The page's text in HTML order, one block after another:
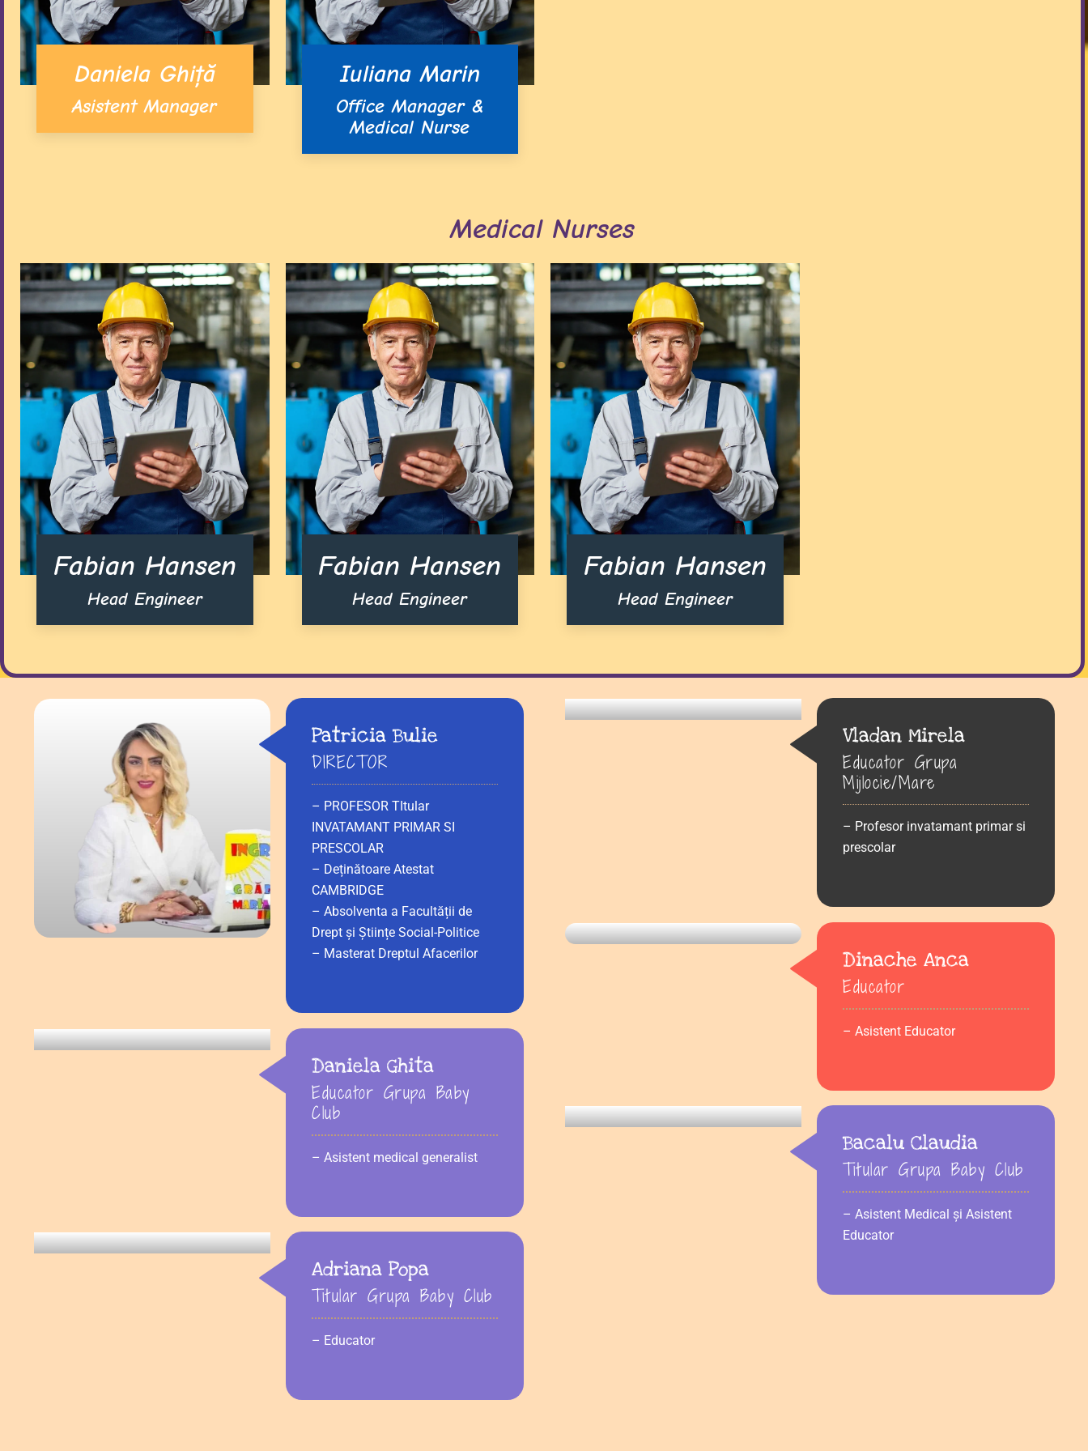
Daniela Ghiță
Asistent Manager
Iuliana Marin
Office Manager &
Medical Nurse
Medical Nurses
Fabian Hansen
Head Engineer
Fabian Hansen
Head Engineer
Fabian Hansen
Head Engineer
Patricia Bulie
DIRECTOR
– PROFESOR TItular
INVATAMANT PRIMAR SI
PRESCOLAR
– Deținătoare Atestat
CAMBRIDGE
– Absolventa a Facultății de
Drept și Științe Social-Politice
– Masterat Dreptul Afacerilor
Daniela Ghita
Educator Grupa Baby
Club
– Asistent medical generalist
Adriana Popa
Titular Grupa Baby Club
– Educator
Vladan Mirela
Educator Grupa
Mijlocie/Mare
– Profesor invatamant primar si
prescolar
Dinache Anca
Educator
– Asistent Educator
Bacalu Claudia
Titular Grupa Baby Club
– Asistent Medical și Asistent
Educator